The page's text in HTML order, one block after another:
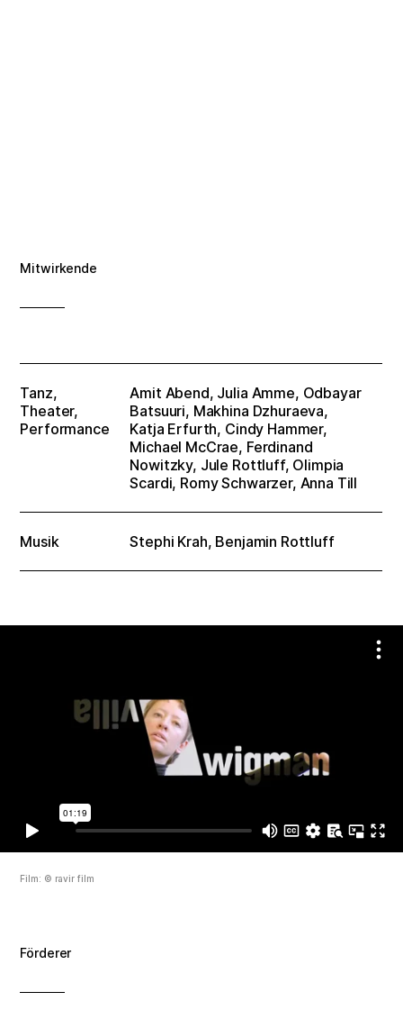
Mitwirkende
Tanz,
Theater,
Performance
Amit Abend, Julia Amme, Odbayar
Batsuuri, Makhina Dzhuraeva,
Katja Erfurth, Cindy Hammer,
Michael McCrae, Ferdinand
Nowitzky, Jule Rottluff, Olimpia
Scardi, Romy Schwarzer, Anna Till
Musik Stephi Krah, Benjamin Rottluff
Film: © ravir film
Förderer